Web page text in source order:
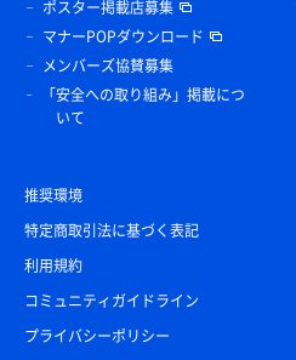
ポスター掲載店募集
マナーPOPダウンロード
メンバーズ協賛募集
「安全への取り組み」掲載につ
いて
推奨環境
特定商取引法に基づく表記
利用規約
コミュニティガイドライン
プライバシーポリシー